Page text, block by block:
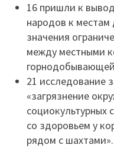
16 пришли к
народов к местам
значения
между местными
21 исследование
«загрязнение
социокультурных
со здоровьем у
рядом с шахтами».